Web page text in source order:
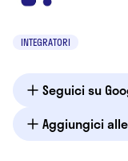
INTEGRATORI
Seguici su
Aggiungici